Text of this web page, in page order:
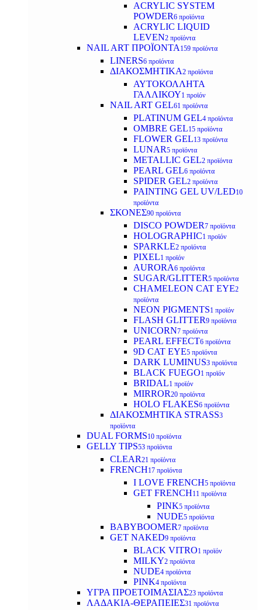
ACRYLIC SYSTEM
POWDER6 προϊόντα
ACRYLIC LIQUID
LEVEN2 προϊόντα
NAIL ART ΠΡΟΪΟΝΤΑ 159 προϊόντα
LINERS6 προϊόντα
ΔΙΑΚΟΣΜΗΤΙΚΑ2 προϊόντα
ΑΥΤΟΚΟΛΛΗΤΑ
ΓΑΛΛΙΚΟΥ1 προϊόν
NAIL ART GEL61 προϊόντα
PLATINUM GEL4 προϊόντα
OMBRE GEL15 προϊόντα
FLOWER GEL13 προϊόντα
LUNAR5 προϊόντα
METALLIC GEL2 προϊόντα
PEARL GEL6 προϊόντα
SPIDER GEL2 προϊόντα
PAINTING GEL UV/LED10
προϊόντα
ΣΚΟΝΕΣ90 προϊόντα
DISCO POWDER7 προϊόντα
HOLOGRAPHIC1 προϊόν
SPARKLE2 προϊόντα
PIXEL1 προϊόν
AURORA6 προϊόντα
SUGAR/GLITTER5 προϊόντα
CHAMELEON CAT EYE2
προϊόντα
NEON PIGMENTS1 προϊόν
FLASH GLITTER9 προϊόντα
UNICORN7 προϊόντα
PEARL EFFECT6 προϊόντα
9D CAT EYE5 προϊόντα
DARK LUMINUS3 προϊόντα
BLACK FUEGO1 προϊόν
BRIDAL1 προϊόν
MIRROR20 προϊόντα
HOLO FLAKES6 προϊόντα
ΔΙΑΚΟΣΜΗΤΙΚΑ STRASS3
προϊόντα
DUAL FORMS10 προϊόντα
GELLY TIPS53 προϊόντα
CLEAR21 προϊόντα
FRENCH17 προϊόντα
I LOVE FRENCH5 προϊόντα
GET FRENCH11 προϊόντα
PINK5 προϊόντα
NUDE5 προϊόντα
BABYBOOMER7 προϊόντα
GET NAKED9 προϊόντα
BLACK VITRO1 προϊόν
MILKY2 προϊόντα
NUDE4 προϊόντα
PINK4 προϊόντα
ΥΓΡΑ ΠΡΟΕΤΟΙΜΑΣΙΑΣ23 προϊόντα
ΛΑΔΑΚΙΑ-ΘΕΡΑΠΕΙΕΣ31 προϊόντα